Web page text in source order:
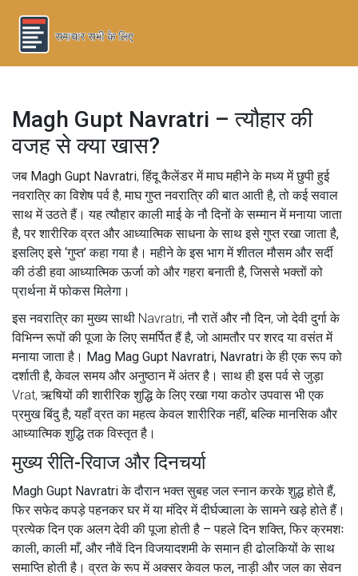
Magh Gupt Navratri – त्यौहार की
वजह से क्या खास?
जब Magh Gupt Navratri,हिंदू कैलेंडर में माघ महीने के मध्य में छुपी हुई
नवरात्रि का विशेष पर्व है,माघ गुप्त नवरात्रिकी बात आती है, तो कई सवाल
साथ में उठते हैं। यह त्यौहार काली माई के नौ दिनों के सम्मान में मनाया जाता
है, पर शारीरिक व्रत और आध्यात्मिक साधना के साथ इसे गुप्त रखा जाता है,
इसलिए इसे ‘गुप्त’ कहा गया है। महीने के इस भाग में शीतल मौसम और सर्दी
की ठंडी हवा आध्यात्मिक ऊर्जा को और गहरा बनाती है, जिससे भक्तों को
प्रार्थना में फोकस मिलेगा।
इस नवरात्रि का मुख्य साथी Navratri,नौ रातें और नौ दिन, जो देवी दुर्गा के
विभिन्न रूपों की पूजा के लिए समर्पित हैंहै, जो आमतौर पर शरद या वसंत में
मनाया जाता है। Mag Mag Gupt Navratri, Navratri के ही एक रूप को
दर्शाती है, केवल समय और अनुष्ठान में अंतर है। साथ ही इस पर्व से जुड़ा
Vrat,ऋषियों की शारीरिक शुद्धि के लिए रखा गया कठोर उपवास भी एक
प्रमुख बिंदु है; यहाँ व्रत का महत्व केवल शारीरिक नहीं, बल्कि मानसिक और
आध्यात्मिक शुद्धि तक विस्तृत है।
मुख्य रीति-रिवाज और दिनचर्या
Magh Gupt Navratri के दौरान भक्त सुबह जल स्नान करके शुद्ध होते हैं,
फिर सफेद कपड़े पहनकर घर में या मंदिर में दीर्घज्वाला के सामने खड़े होते हैं।
प्रत्येक दिन एक अलग देवी की पूजा होती है – पहले दिन शक्ति, फिर क्रमशः
काली, काली माँ, और नौवें दिन विजयादशमी के समान ही ढोलकियों के साथ
समाप्ति होती है। व्रत के रूप में अक्सर केवल फल, नाड़ी और जल का सेवन